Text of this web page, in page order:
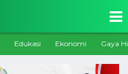
Edukasi Ekonomi Gaya